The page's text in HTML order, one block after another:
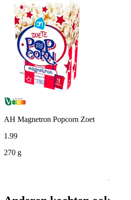
AH Magnetron Popcorn Zoet
1 .99
270 g